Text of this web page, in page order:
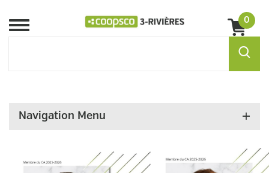
Menu
0
Navigation Menu